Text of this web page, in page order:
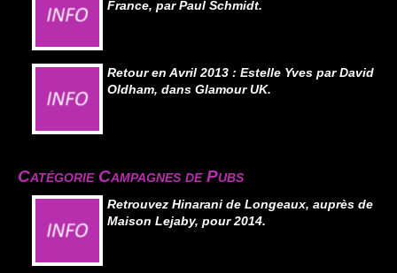
France, par Paul Schmidt.
Retour en Avril 2013 : Estelle Yves par David
Oldham, dans Glamour UK.
Catégorie Campagnes de Pubs
Retrouvez Hinarani de Longeaux, auprès de
Maison Lejaby, pour 2014.